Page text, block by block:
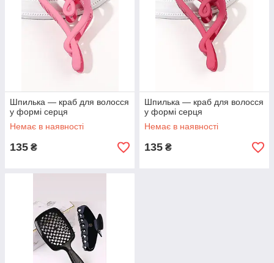
Шпилька — краб для волосся
у формі серця
Немає в наявності
135 ₴
Шпилька — краб для волосся
у формі серця
Немає в наявності
135 ₴